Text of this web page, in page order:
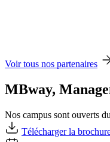
Voir tous nos partenaires
MBway,
Nos campus sont ouverts
Télécharger la